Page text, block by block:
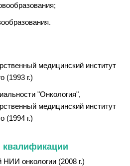
медицинский институт
(1993 г.)
"Онкология",
медицинский институт
(1994 г.)
НИИ онкологии (2008 г.)